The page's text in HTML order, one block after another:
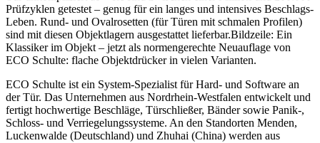
Prüfzyklen getestet – genug für ein langes und intensives Beschlags-
Leben. Rund- und Ovalrosetten (für Türen mit schmalen Profilen)
sind mit diesen Objektlagern ausgestattet lieferbar.Bildzeile: Ein
Klassiker im Objekt – jetzt als normengerechte Neuauflage von
ECO Schulte: flache Objektdrücker in vielen Varianten.
ECO Schulte ist ein System-Spezialist für Hard- und Software an
der Tür. Das Unternehmen aus Nordrhein-Westfalen entwickelt und
fertigt hochwertige Beschläge, Türschließer, Bänder sowie Panik-,
Schloss- und Verriegelungssysteme. An den Standorten Menden,
Luckenwalde (Deutschland) und Zhuhai (China) werden aus